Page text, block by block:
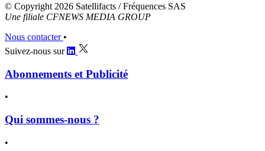
© Copyright 2026 Satellifacts / Fréquences SAS
Une filiale CFNEWS MEDIA GROUP
Nous contacter •
Suivez-nous sur
Abonnements et Publicité
•
Qui sommes-nous ?
•